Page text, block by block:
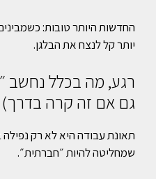
החדשות היותר טובות:
יותר קל לנצח את הבלגן.
רגע, מה בכלל נחשב
גם אם זה קרה בדרך)
תאונת עבודה היא לא רק
שמחליטה להיות ״חברתית״.